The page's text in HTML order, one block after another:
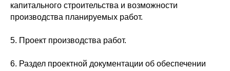
капитального строительства и возможности
производства планируемых работ.
5. Проект производства работ.
6. Раздел проектной документации об обеспечении